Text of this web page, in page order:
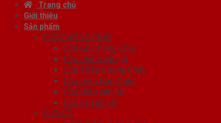
Trang chủ
Giới thiệu
Sản phẩm
CỬA CHỐNG CHÁY
Cửa Gỗ Chống Cháy
Cửa nhôm vân gỗ
Cửa Thép Chống Cháy
Cửa thép Hàn Quốc
Cửa thép vân gỗ
Cửa vân gỗ 5D
CỬA GỖ